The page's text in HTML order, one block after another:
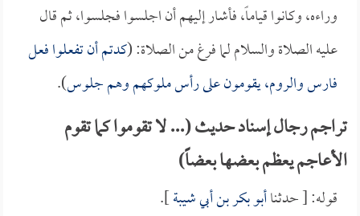
وراءه، وكانوا قياماً، فأشار إليهم أن اجلسوا فجلسوا، ثم قال
عليه الصلاة والسلام لما فرغ من الصلاة: (كدتم أن تفعلوا فعل
فارس والروم، يقومون على رأس ملوكهم وهم جلوس).
تراجم رجال إسناد حديث (... لا تقوموا كما تقوم
الأعاجم يعظم بعضها بعضاً)
قوله: [ حدثناأبو بكر بن أبي شيبة].